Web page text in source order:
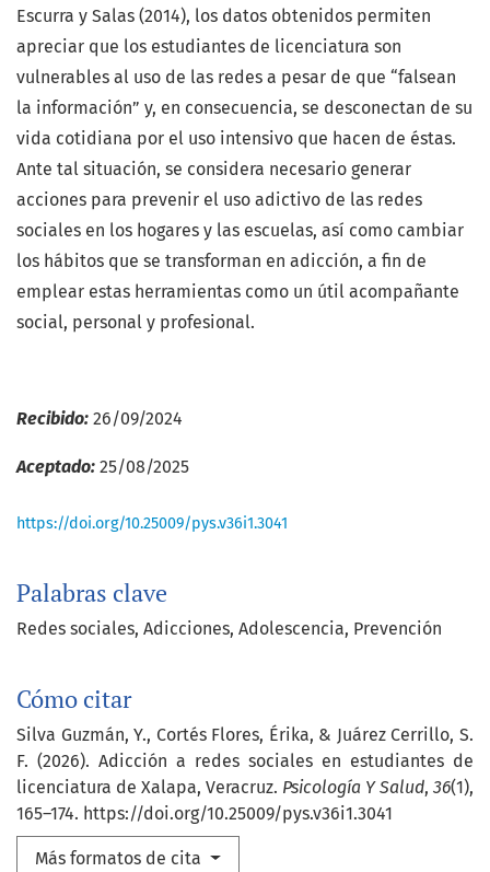
Palabras clave
Redes sociales Adicciones Adolescencia Prevención
Cómo citar
Silva Guzmán, Y., Cortés Flores, Érika, & Juárez Cerrillo, S.
F. (2026). Adicción a redes sociales en estudiantes de
licenciatura de Xalapa, Veracruz. Psicología Y Salud, 36(1),
165–174. https://doi.org/10.25009/pys.v36i1.3041
Más formatos de cita
Escurra y Salas (2014), los datos obtenidos permiten
apreciar que los estudiantes de licenciatura son
vulnerables al uso de las redes a pesar de que “falsean
la información” y, en consecuencia, se desconectan de su
vida cotidiana por el uso intensivo que hacen de éstas.
Ante tal situación, se considera necesario generar
acciones para prevenir el uso adictivo de las redes
sociales en los hogares y las escuelas, así como cambiar
los hábitos que se transforman en adicción, a fin de
emplear estas herramientas como un útil acompañante
social, personal y profesional.
Recibido: 26/09/2024
Aceptado: 25/08/2025
https://doi.org/10.25009/pys.v36i1.3041